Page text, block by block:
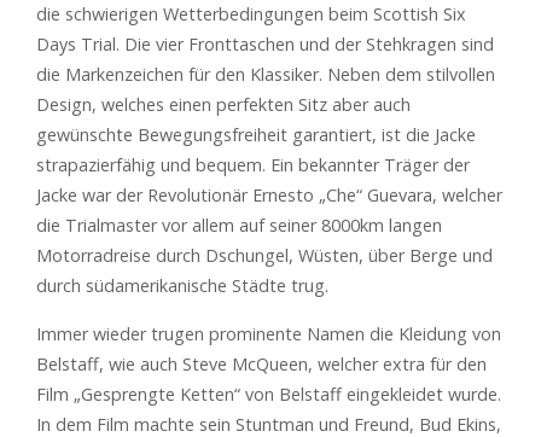
die schwierigen Wetterbedingungen beim Scottish Six
Days Trial. Die vier Fronttaschen und der Stehkragen sind
die Markenzeichen für den Klassiker. Neben dem stilvollen
Design, welches einen perfekten Sitz aber auch
gewünschte Bewegungsfreiheit garantiert, ist die Jacke
strapazierfähig und bequem. Ein bekannter Träger der
Jacke war der Revolutionär Ernesto „Che“ Guevara, welcher
die Trialmaster vor allem auf seiner 8000km langen
Motorradreise durch Dschungel, Wüsten, über Berge und
durch südamerikanische Städte trug.
Immer wieder trugen prominente Namen die Kleidung von
Belstaff, wie auch Steve McQueen, welcher extra für den
Film „Gesprengte Ketten“ von Belstaff eingekleidet wurde.
In dem Film machte sein Stuntman und Freund, Bud Ekins,